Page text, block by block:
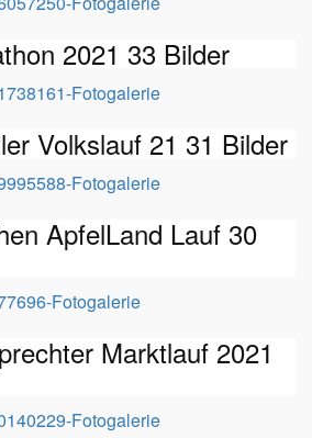
2021 33 Bilder
Volkslauf 21 31 Bilder
ApfelLand Lauf 30
Marktlauf 2021